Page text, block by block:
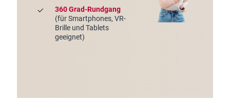
360 Grad-Rundgang
(für Smartphones, VR-
Brille und Tablets
geeignet)